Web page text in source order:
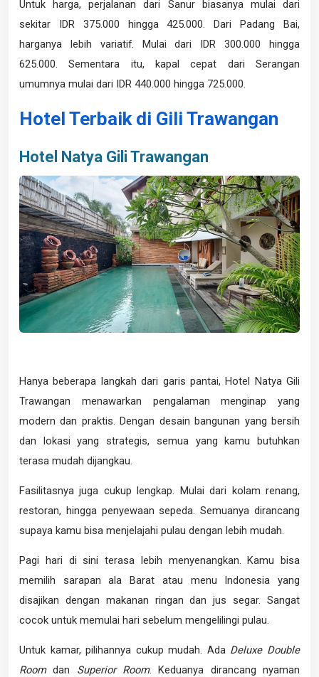
Untuk harga, perjalanan dari Sanur biasanya mulai dari
sekitar IDR 375.000 hingga 425.000. Dari Padang Bai,
harganya lebih variatif. Mulai dari IDR 300.000 hingga
625.000. Sementara itu, kapal cepat dari Serangan
umumnya mulai dari IDR 440.000 hingga 725.000.
Hotel Terbaik di Gili Trawangan
Hotel Natya Gili Trawangan
Hanya beberapa langkah dari garis pantai, Hotel Natya Gili
Trawangan menawarkan pengalaman menginap yang
modern dan praktis. Dengan desain bangunan yang bersih
dan lokasi yang strategis, semua yang kamu butuhkan
terasa mudah dijangkau.
Fasilitasnya juga cukup lengkap. Mulai dari kolam renang,
restoran, hingga penyewaan sepeda. Semuanya dirancang
supaya kamu bisa menjelajahi pulau dengan lebih mudah.
Pagi hari di sini terasa lebih menyenangkan. Kamu bisa
memilih sarapan ala Barat atau menu Indonesia yang
disajikan dengan makanan ringan dan jus segar. Sangat
cocok untuk memulai hari sebelum mengelilingi pulau.
Untuk kamar, pilihannya cukup mudah. Ada Deluxe Double
Roomdan Superior Room. Keduanya dirancang nyaman